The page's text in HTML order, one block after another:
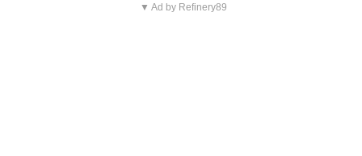
▼ Ad by Refinery89